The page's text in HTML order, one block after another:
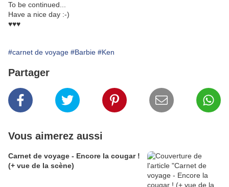
To be continued...
Have a nice day :-)
♥♥♥
#carnet de voyage #Barbie #Ken
Partager
Vous aimerez aussi
Carnet de voyage - Encore la cougar !
(+ vue de la scène)